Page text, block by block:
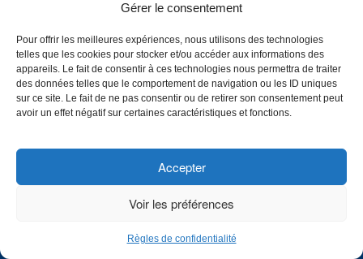
Gérer le consentement
Pour offrir les meilleures expériences, nous utilisons des technologies
telles que les cookies pour stocker et/ou accéder aux informations des
appareils. Le fait de consentir à ces technologies nous permettra de traiter
des données telles que le comportement de navigation ou les ID uniques
sur ce site. Le fait de ne pas consentir ou de retirer son consentement peut
avoir un effet négatif sur certaines caractéristiques et fonctions.
Accepter
Voir les préférences
Règles de confidentialité
bloc F
Le Collège de
Maisonneuve
a inauguré
CHOISISSEZ UN PROFIL